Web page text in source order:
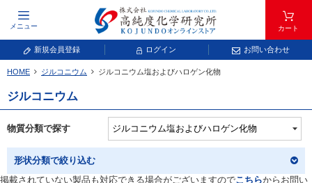
メニュー カート
新規会員登録 ログイン お問い合わせ
元素記号で検索する
元素周期表をタップすると、拡大表示されます。拡大した表から元素記号をタップ
し、一覧へ移動してください。
HOME ジルコニウム ジルコニウム塩およびハロゲン化物
ジルコニウム
物質分類で探す
形状分類で絞り込む
掲載されていない製品も対応できる場合がございますのでこちらからお問い